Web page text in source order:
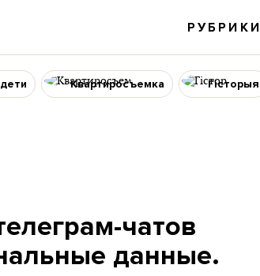
РУБРИКИ
Квартиросъемка Гісторыя
чатов
данные.